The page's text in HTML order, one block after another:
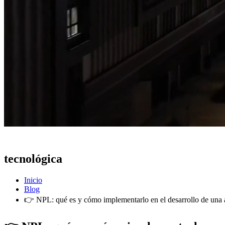
tecnológica
Inicio
Blog
👉 NPL: qué es y cómo implementarlo en el desarrollo de una